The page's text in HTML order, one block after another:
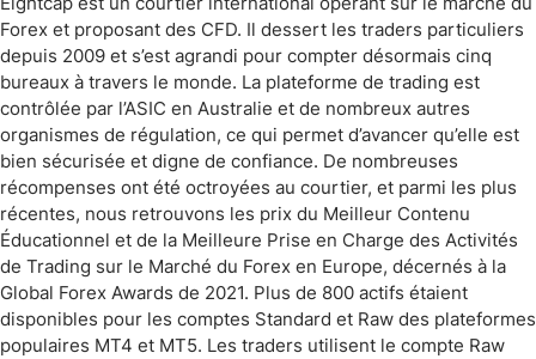
Forex et proposant des CFD. Il dessert les traders particuliers
depuis 2009 et s’est agrandi pour compter désormais cinq
bureaux à travers le monde. La plateforme de trading est
contrôlée par l’ASIC en Australie et de nombreux autres
organismes de régulation, ce qui permet d’avancer qu’elle est
bien sécurisée et digne de confiance. De nombreuses
récompenses ont été octroyées au courtier, et parmi les plus
récentes, nous retrouvons les prix du Meilleur Contenu
Éducationnel et de la Meilleure Prise en Charge des Activités
de Trading sur le Marché du Forex en Europe, décernés à la
Global Forex Awards de 2021. Plus de 800 actifs étaient
disponibles pour les comptes Standard et Raw des plateformes
populaires MT4 et MT5. Les traders utilisent le compte Raw